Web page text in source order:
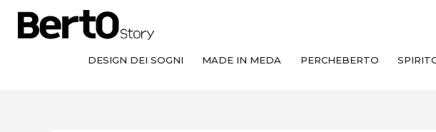
contenuto
navigazione
contenuto
DESIGN DEI SOGNI MADE IN MEDA PERCHEBERTO